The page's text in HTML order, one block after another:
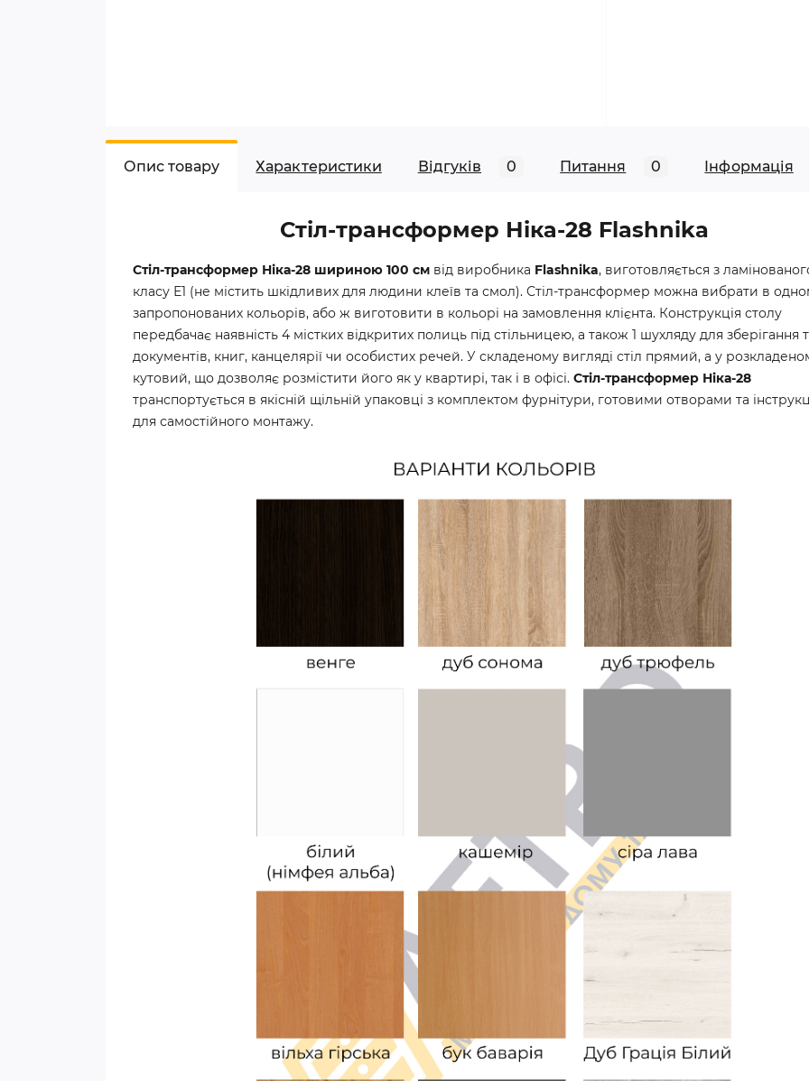
Опис товару Характеристики Відгуків 0 Питання 0 Iнформація
Стіл-трансформер Ніка-28 Flashnika
Стіл-трансформер Ніка-28 шириною 100 см від виробника Flashnika, виготовляється з
класу Е1 (не містить шкідливих для людини клеїв та смол). Стіл-трансформер можна вибрати в
запропонованих кольорів, або ж виготовити в кольорі на замовлення клієнта. Конструкція столу
передбачає наявність 4 містких відкритих полиць під стільницею, а також 1 шухляду для зберігання
документів, книг, канцелярії чи особистих речей. У складеному вигляді стіл прямий, а у
кутовий, що дозволяє розмістити його як у квартирі, так і в офісі. Стіл-трансформер Ніка-28
транспортується в якісній щільній упаковці з комплектом фурнітури, готовими отворами та
для самостійного монтажу.